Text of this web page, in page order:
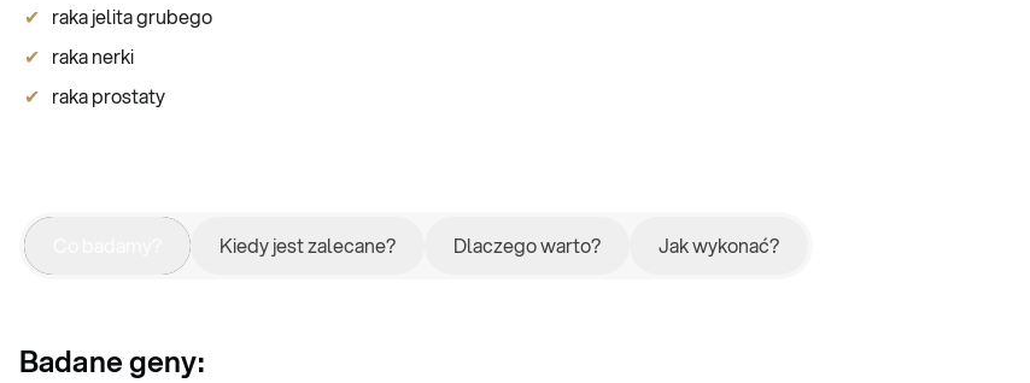
raka jelita grubego
raka nerki
raka prostaty
Kiedy jest zalecane? Dlaczego warto? Jak wykonać?
Badane geny: